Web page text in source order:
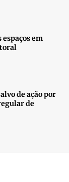
em
de ação por
de